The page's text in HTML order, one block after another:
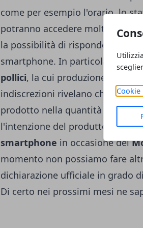
Cookie
come per esempio l'orario, lo
potranno accedere molto più
la possibilità di rispondere ad
smartphone. In particolare gli
pollici, la cui produzione
indiscrezioni rivelano che
prodotto nella quantità di un
l'intenzione del produttore
smartphone in occasione del
momento non possiamo fare
dichiarazione ufficiale in grado
Di certo nei prossimi mesi ne